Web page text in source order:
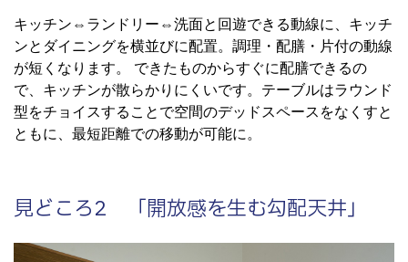
キッチン⇔ランドリー⇔洗面と回遊できる動線に、キッチ
ンとダイニングを横並びに配置。調理・配膳・片付の動線
が短くなります。 できたものからすぐに配膳できるの
で、キッチンが散らかりにくいです。テーブルはラウンド
型をチョイスすることで空間のデッドスペースをなくすと
ともに、最短距離での移動が可能に。
見どころ2 「開放感を生む勾配天井」